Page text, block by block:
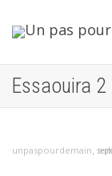
Essaouira
unpaspourdemain,